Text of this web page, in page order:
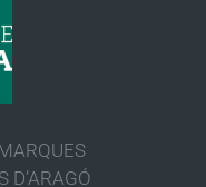
D’ARAGÓ